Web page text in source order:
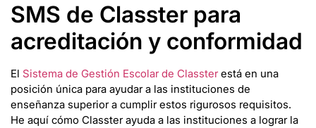
SMS de Classter para
acreditación y conformidad
El Sistema de Gestión Escolar de Classterestá en una
posición única para ayudar a las instituciones de
enseñanza superior a cumplir estos rigurosos requisitos.
He aquí cómo Classter ayuda a las instituciones a lograr la